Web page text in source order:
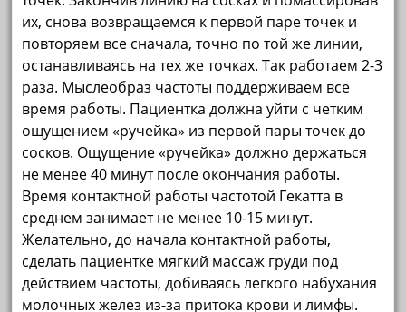
их, снова возвращаемся к первой паре точек и
повторяем все сначала, точно по той же линии,
останавливаясь на тех же точках. Так работаем 2-3
раза. Мыслеобраз частоты поддерживаем все
время работы. Пациентка должна уйти с четким
ощущением «ручейка» из первой пары точек до
сосков. Ощущение «ручейка» должно держаться
не менее 40 минут после окончания работы.
Время контактной работы частотой Гекатта в
среднем занимает не менее 10-15 минут.
Желательно, до начала контактной работы,
сделать пациентке мягкий массаж груди под
действием частоты, добиваясь легкого набухания
молочных желез из-за притока крови и лимфы.